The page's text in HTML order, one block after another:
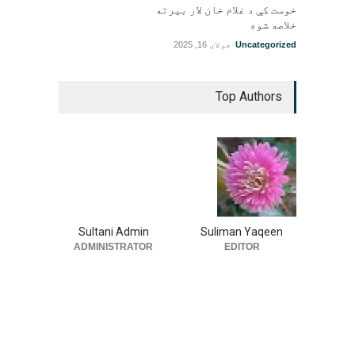
خوست کې د غلام خان لار بیرته
خلاصه شوه
Uncategorized جولای 16, 2025
Top Authors
Suliman Yaqeen
EDITOR
Sultani Admin
ADMINISTRATOR